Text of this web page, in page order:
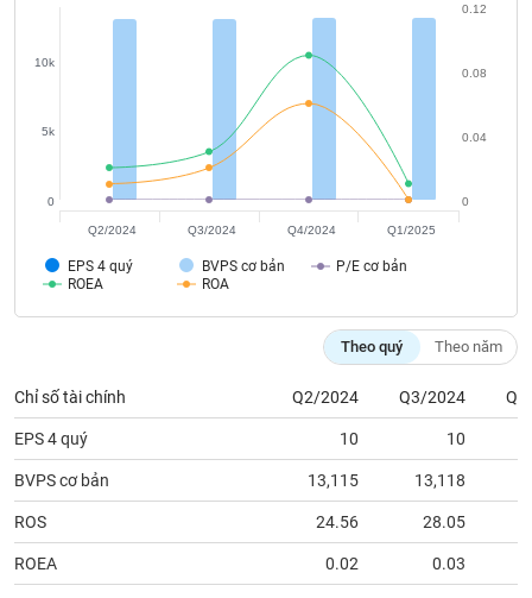
EPS 4 quý BVPS cơ bản
P/E cơ bản
ROEA
ROA
0
5k
10k
0
0.04
0.08
0.12
Q2/2024 Q3/2024 Q4/2024 Q1/2025
Theo quý Theo năm
Chỉ số tài chính Q2/2024 Q3/2024
EPS 4 quý 10 10
BVPS cơ bản 13,115 13,118
ROS 24.56 28.05
ROEA 0.02 0.03
của
Báo
tích
(-)
Dịch
vụ
(-)
Đào